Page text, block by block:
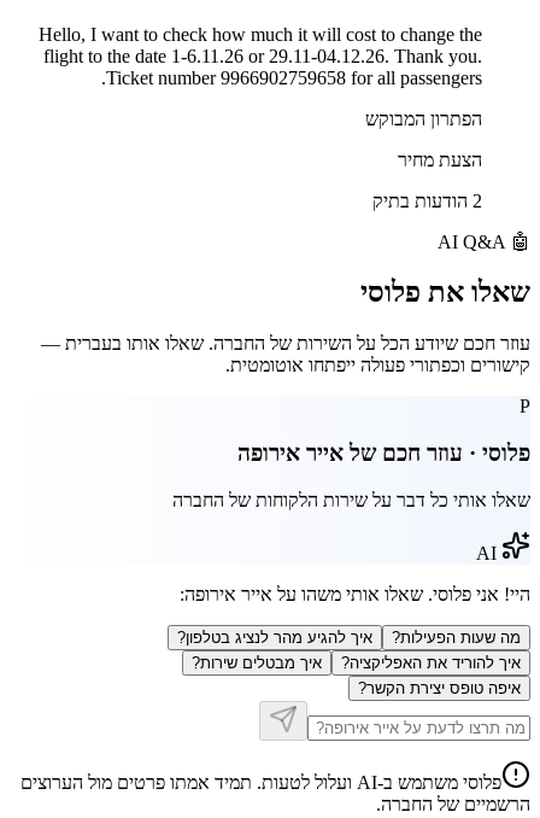
Hello, I want to check how much it will cost to change the
flight to the date 1-6.11.26 or 29.11-04.12.26. Thank you.
Ticket number 9966902759658 for all passengers.
הפתרון המבוקש
הצעת מחיר
2 הודעות בתיק
🤖
AI Q&A
שאלו את פלוסי
עוזר חכם שיודע הכל על השירות של החברה. שאלו אותו בעברית —
קישורים וכפתורי פעולה ייפתחו אוטומטית.
P
פלוסי · עוזר חכם של אייר אירופה
שאלו אותי כל דבר על שירות הלקוחות של החברה
היי! אני פלוסי. שאלו אותי משהו על אייר אירופה:
מה שעות הפעילות?
איך להגיע מהר לנציג בטלפון?
איך להוריד את האפליקציה?
איך מבטלים שירות?
איפה טופס יצירת הקשר?
פלוסי משתמש ב-AI ועלול לטעות. תמיד אמתו פרטים מול הערוצים
הרשמיים של החברה.